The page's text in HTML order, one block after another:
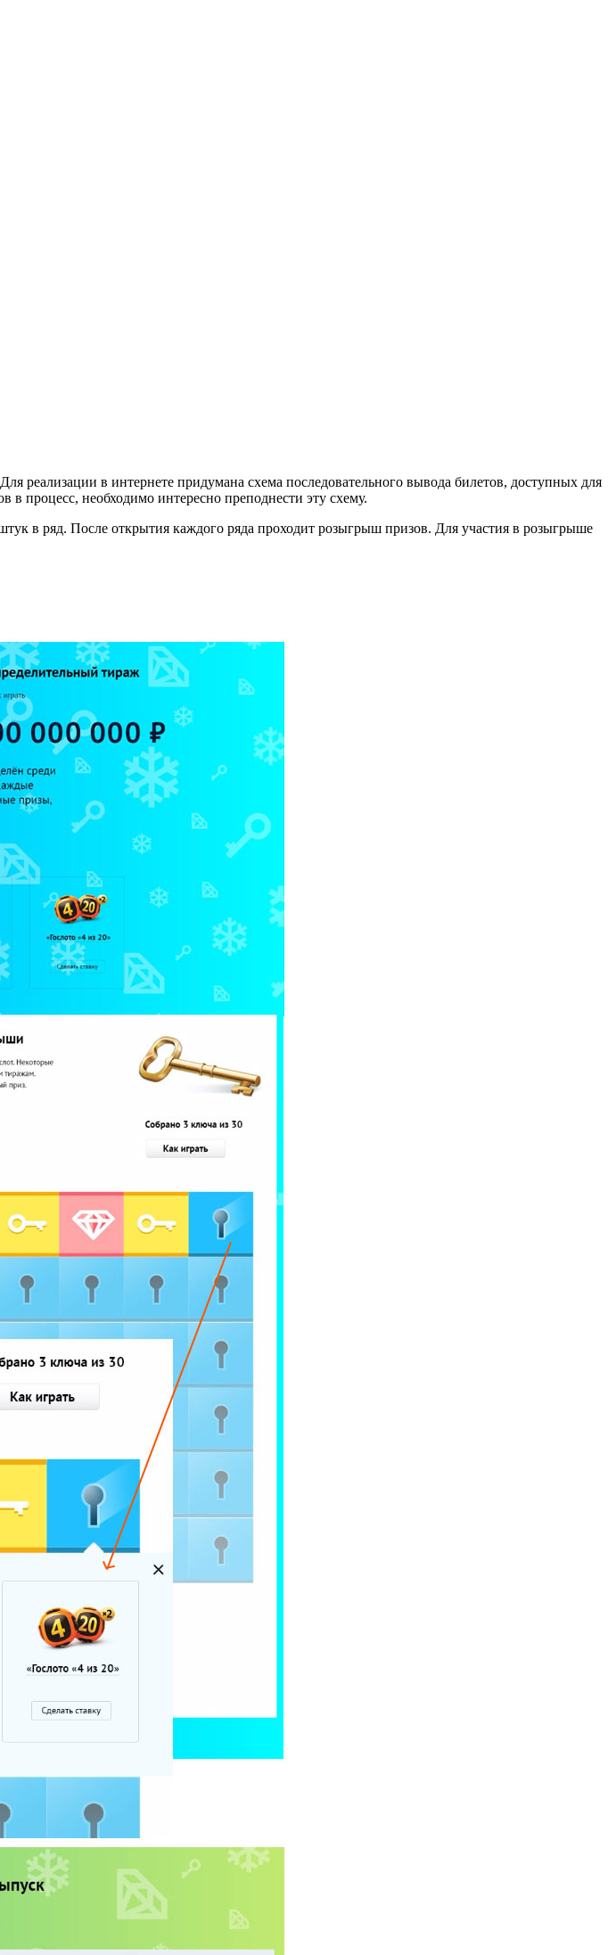
реализации в интернете придумана схема последовательного вывода билетов, доступных для
процесс, необходимо интересно преподнести эту схему.
в ряд. После открытия каждого ряда проходит розыгрыш призов. Для участия в розыгрыше